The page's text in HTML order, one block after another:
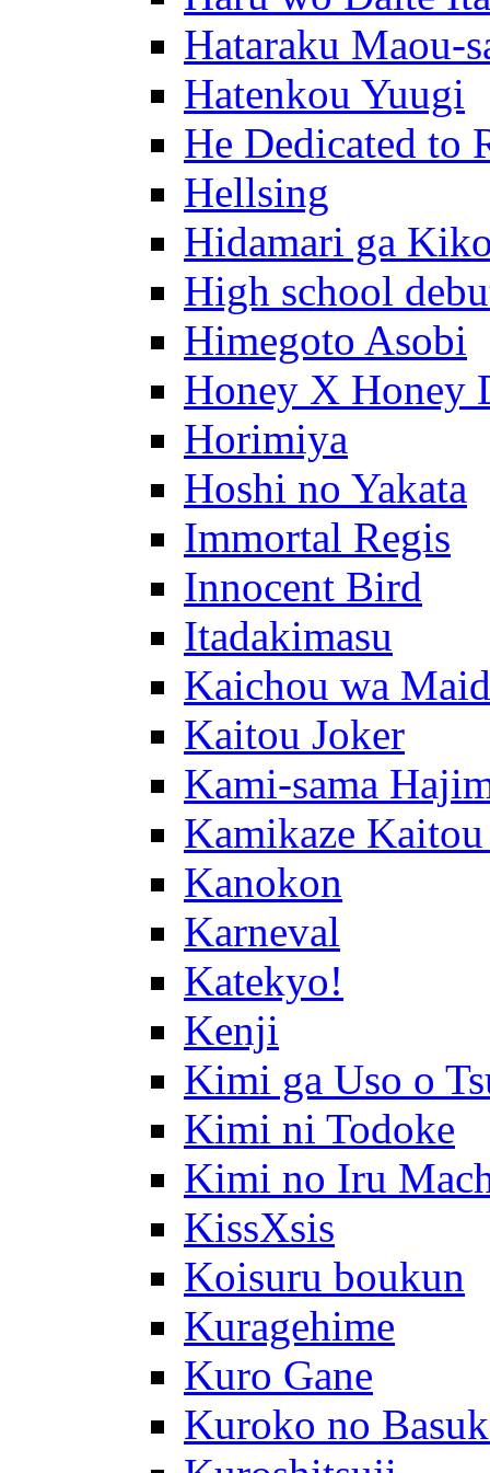
Hataraku Maou-
Hatenkou Yuugi
He Dedicated to
Hellsing
Hidamari ga
High school
Himegoto Asobi
Honey X Honey
Horimiya
Hoshi no Yakata
Immortal Regis
Innocent Bird
Itadakimasu
Kaichou wa
Kaitou Joker
Kami-sama
Kamikaze Kaitou
Kanokon
Karneval
Katekyo!
Kenji
Kimi ga Uso o
Kimi ni Todoke
Kimi no Iru
KissXsis
Koisuru boukun
Kuragehime
Kuro Gane
Kuroko no